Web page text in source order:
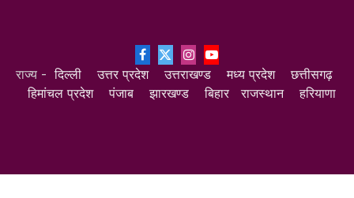
Facebook
X
(Twitter)
InstagramYouTube
राज्य -दिल्ली उत्तर प्रदेश उत्तराखण्ड मध्य प्रदेश
छत्तीसगढ़
हिमांचल प्रदेश
पंजाब झारखण्ड बिहार राजस्थान हरियाणा